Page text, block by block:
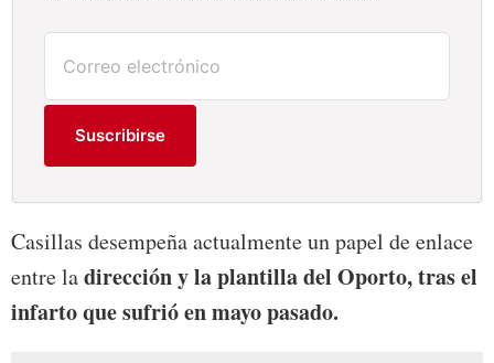
Suscribirse
Casillas desempeña actualmente un papel de enlace
entre ladirección y la plantilla del Oporto, tras el
infarto que sufrió en mayo pasado.